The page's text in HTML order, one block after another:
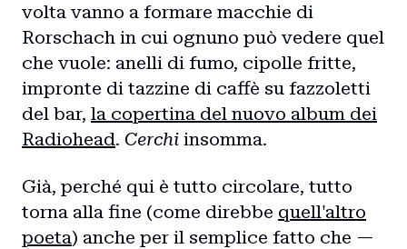
Home
Intro
Blog
Collaborazioni
volta vanno a formare macchie di
Rorschach in cui ognuno può vedere quel
che vuole: anelli di fumo, cipolle fritte,
impronte di tazzine di caffè su fazzoletti
del bar, la copertina del nuovo album dei
Radiohead. Cerchi insomma.
Già, perché qui è tutto circolare, tutto
torna alla fine (come direbbe quell'altro
poeta) anche per il semplice fatto che —